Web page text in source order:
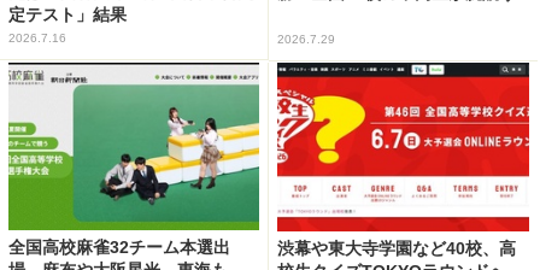
定テスト」結果
2026.7.16 2026.7.29
全国高校麻雀32チーム本選出
渋幕や東大寺学園など40校、高